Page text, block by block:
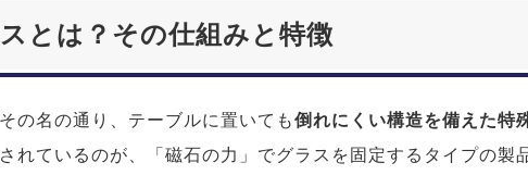
とは？その仕組みと特徴
の名の通り、テーブルに置いても倒れにくい構造を備えた特
れているのが、「磁石の力」でグラスを固定するタイプの製